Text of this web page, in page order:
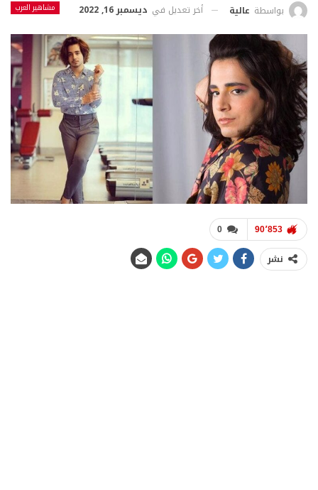
مشاهير العرب بواسطة عالية أخر تعديل في ديسمبر 16, 2022
0 90٬853
نشر